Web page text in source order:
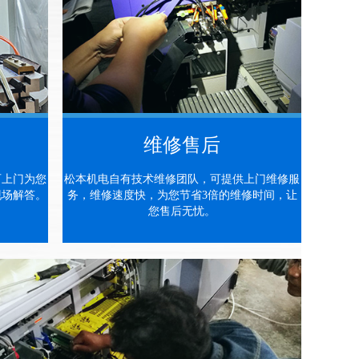
门为您
解答。
维修售后
松本机电自有技术维修团队，可提供上门维修服
务，维修速度快，为您节省3倍的维修时间，让
您售后无忧。